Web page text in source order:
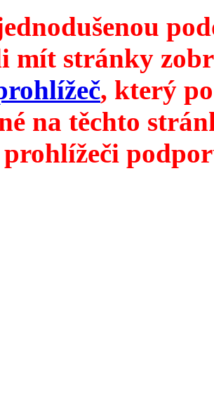
mít stránky
, který
na těchto
prohlížeči